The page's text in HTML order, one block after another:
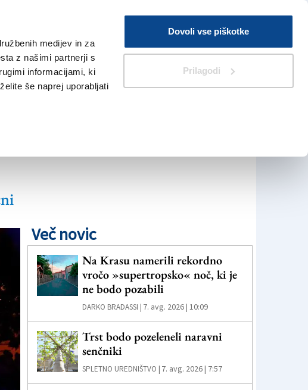
medijev in za
z našimi partnerji s
informacijami, ki
še naprej uporabljati
Dovoli vse piškotke
Prilagodi
V Kioskih
Iskanje
ŠE
Več novic
Na Krasu namerili rekordno
vročo »supertropsko« noč, ki je
ne bodo pozabili
DARKO BRADASSI | 7. avg. 2026 | 10:09
Trst bodo pozeleneli naravni
senčniki
SPLETNO UREDNIŠTVO | 7. avg. 2026 | 7:57